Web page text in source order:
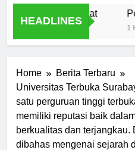
HEADLINES
Peluang
1 Hari Ago
Home
Berita Terbaru
Universitas Terbuka
satu perguruan tinggi
memiliki reputasi baik
berkualitas dan terjangkau.
dibahas mengenai sejarah